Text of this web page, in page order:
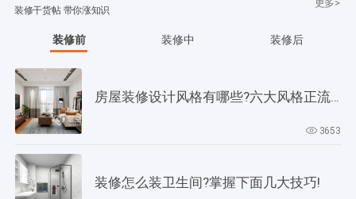
装修干货帖 带你涨知识
装修前 装修中 装修后
房屋装修设计风格有哪些?六大风格正流行!
3653
装修怎么装卫生间?掌握下面几大技巧!